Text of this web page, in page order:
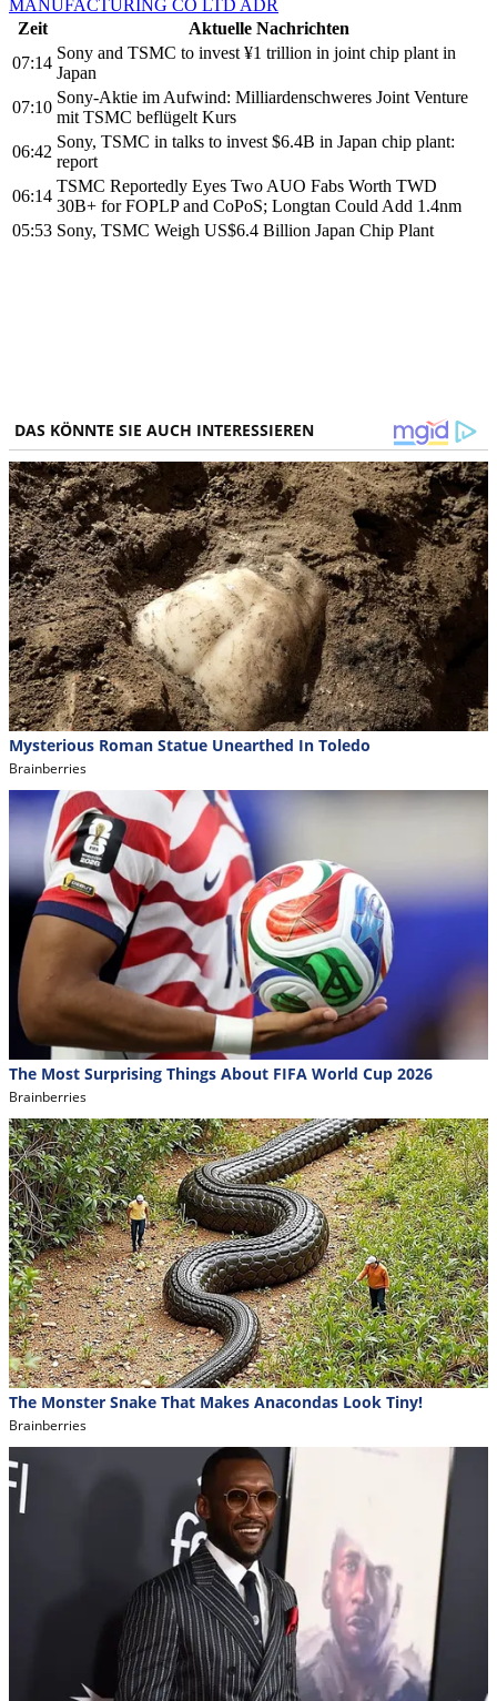
MANUFACTURING CO LTD ADR
Zeit
Aktuelle Nachrichten
07:14
Sony and TSMC to invest ¥1 trillion in joint chip plant in
Japan
07:10
Sony-Aktie im Aufwind: Milliardenschweres Joint Venture
mit TSMC beflügelt Kurs
06:42
Sony, TSMC in talks to invest $6.4B in Japan chip plant:
report
06:14
TSMC Reportedly Eyes Two AUO Fabs Worth TWD
30B+ for FOPLP and CoPoS; Longtan Could Add 1.4nm
05:53 Sony, TSMC Weigh US$6.4 Billion Japan Chip Plant